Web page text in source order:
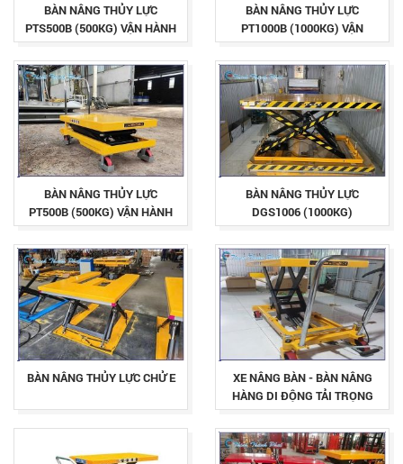
BÀN NÂNG THỦY LỰC
PTS500B (500KG) VẬN HÀNH
BẰNG CƠ
BÀN NÂNG THỦY LỰC
PT1000B (1000KG) VẬN
HÀNH BẰNG CƠ
BÀN NÂNG THỦY LỰC
PT500B (500KG) VẬN HÀNH
BẰNG CƠ
BÀN NÂNG THỦY LỰC
DGS1006 (1000KG)
BÀN NÂNG THỦY LỰC CHỬ E
XE NÂNG BÀN - BÀN NÂNG
HÀNG DI ĐỘNG TẢI TRỌNG
300-500-800-1000KG